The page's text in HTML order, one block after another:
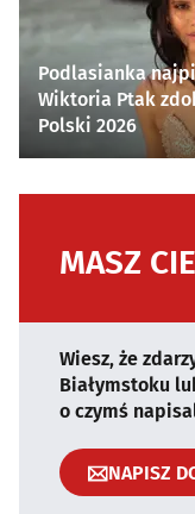
Podlasianka
Wiktoria Ptak
Polski 2026
MASZ
Wiesz, że
Białymstoku
o czymś
NAPISZ